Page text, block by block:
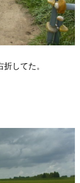
してた。